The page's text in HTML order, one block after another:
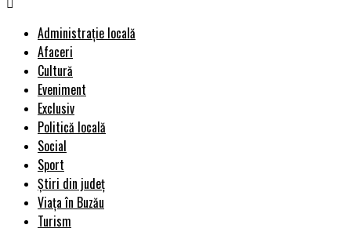
Administrație locală
Afaceri
Cultură
Eveniment
Exclusiv
Politică locală
Social
Sport
Știri din județ
Viața în Buzău
Turism